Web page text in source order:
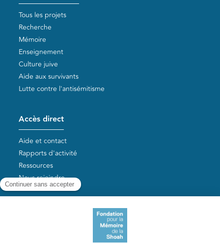
Tous les projets
Recherche
Mémoire
Enseignement
Culture juive
Aide aux survivants
Lutte contre l'antisémitisme
Accès direct
Aide et contact
Rapports d'activité
Ressources
Nous rejoindre
Aide aux survivants de la Shoah